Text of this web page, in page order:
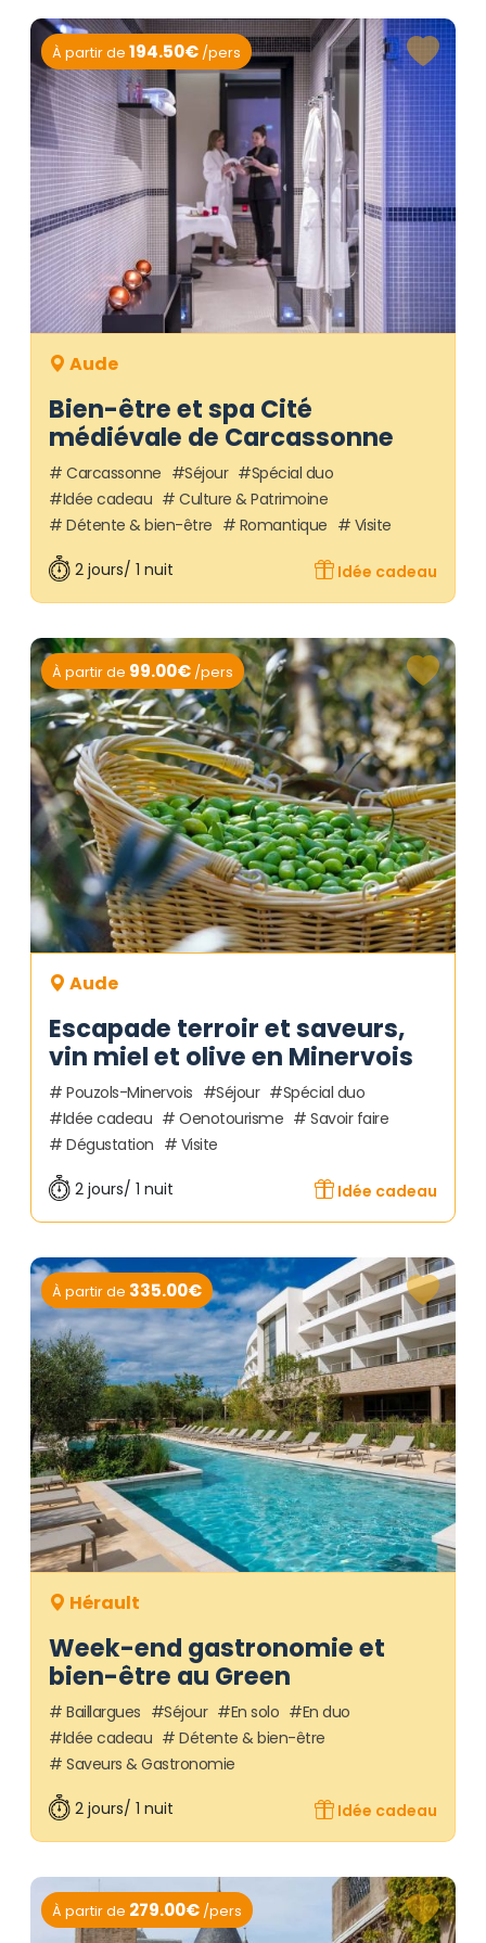
Bien-être et spa Cité
médiévale de Carcassonne
Aude
À partir de 194.50€ /pers
Carcassonne Séjour
Spécial duo
Idée cadeau
Culture & Patrimoine
Détente & bien-être
Romantique Visite
2 jours/ 1 nuit Idée cadeau
Escapade terroir et saveurs,
vin miel et olive en Minervois
Aude
À partir de 99.00€ /pers
Pouzols-Minervois Séjour
Spécial duo
Idée cadeau
Oenotourisme
Savoir faire
Dégustation
Visite
2 jours/ 1 nuit Idée cadeau
Week-end gastronomie et
bien-être au Green
Hérault
À partir de 335.00€
Baillargues Séjour En solo
En duo
Idée cadeau
Détente & bien-être
Saveurs & Gastronomie
2 jours/ 1 nuit Idée cadeau
À partir de 279.00€ /pers